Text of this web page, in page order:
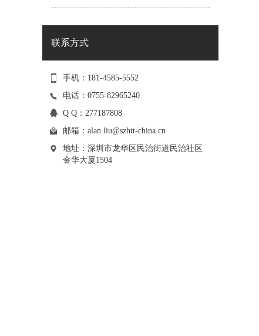
联系方式
手机：181-4585-5552
电话：0755-82965240
Q Q：277187808
邮箱： alan.liu@szhtt-china.cn
地址：深圳市龙华区民治街道民治社区
金华大厦1504